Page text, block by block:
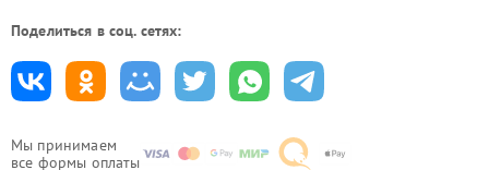
Мы принимаем
все формы оплаты
Поделиться в соц. сетях: